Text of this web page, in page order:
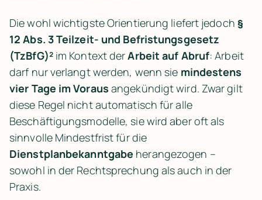
Die wohl wichtigste Orientierung liefert jedoch §
12 Abs. 3 Teilzeit- und Befristungsgesetz
(TzBfG)² im Kontext der Arbeit auf Abruf: Arbeit
darf nur verlangt werden, wenn sie mindestens
vier Tage im Voraus angekündigt wird. Zwar gilt
diese Regel nicht automatisch für alle
Beschäftigungsmodelle, sie wird aber oft als
Dienstplanbekanntgabe herangezogen –
sowohl in der Rechtsprechung als auch in der
Praxis.